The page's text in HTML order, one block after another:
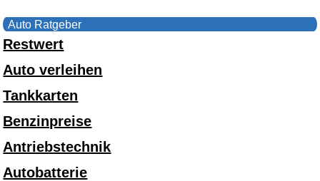
Auto Ratgeber
Restwert
Auto verleihen
Tankkarten
Benzinpreise
Antriebstechnik
Autobatterie